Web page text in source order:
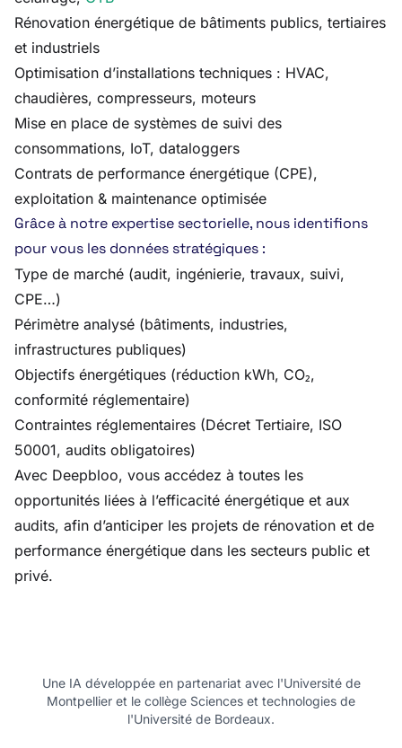
Rénovation énergétique de bâtiments publics, tertiaires
et industriels
Optimisation d’installations techniques : HVAC,
chaudières, compresseurs, moteurs
Mise en place de systèmes de suivi des
consommations, IoT, dataloggers
Contrats de performance énergétique (CPE),
exploitation & maintenance optimisée
Grâce à notre expertise sectorielle, nous identifions
pour vous les données stratégiques :
Type de marché (audit, ingénierie, travaux, suivi,
CPE…)
Périmètre analysé (bâtiments, industries,
infrastructures publiques)
Objectifs énergétiques (réduction kWh, CO₂,
conformité réglementaire)
Contraintes réglementaires (Décret Tertiaire, ISO
50001, audits obligatoires)
Avec Deepbloo, vous accédez à toutes les
opportunités liées à l’efficacité énergétique et aux
audits, afin d’anticiper les projets de rénovation et de
performance énergétique dans les secteurs public et
privé.
Une IA développée en partenariat avec l'Université de
Montpellier et le collège Sciences et technologies de
l'Université de Bordeaux.